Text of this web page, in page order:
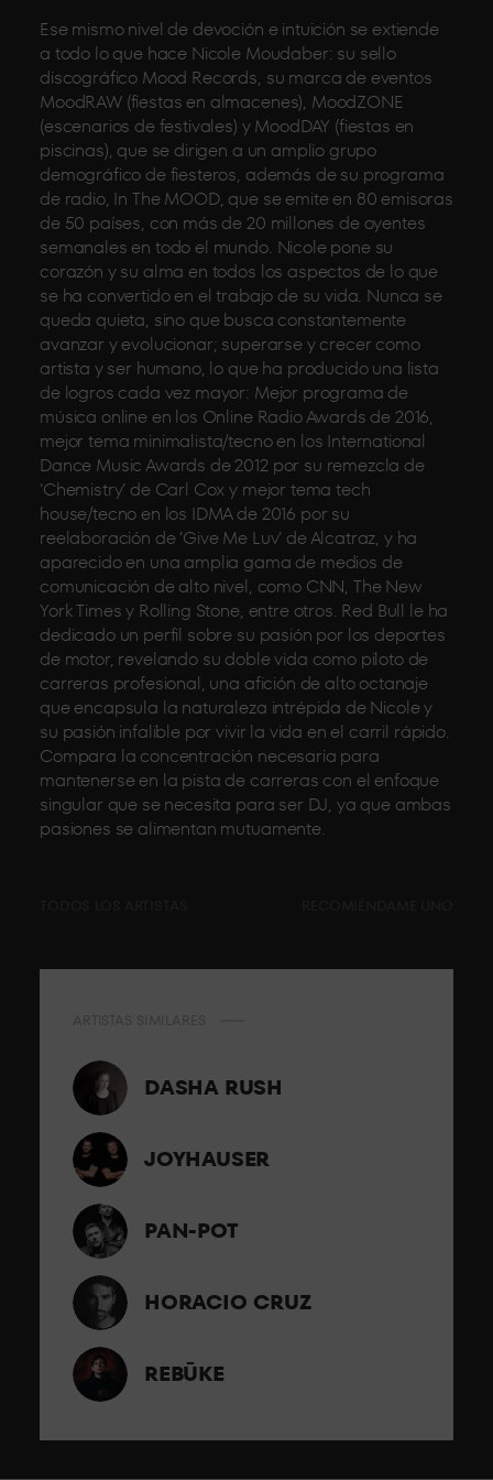
Ese mismo nivel de devoción e intuición se extiende
a todo lo que hace Nicole Moudaber: su sello
discográfico Mood Records, su marca de eventos
MoodRAW (fiestas en almacenes), MoodZONE
(escenarios de festivales) y MoodDAY (fiestas en
piscinas), que se dirigen a un amplio grupo
demográfico de fiesteros, además de su programa
de radio, In The MOOD, que se emite en 80 emisoras
de 50 países, con más de 20 millones de oyentes
semanales en todo el mundo. Nicole pone su
corazón y su alma en todos los aspectos de lo que
se ha convertido en el trabajo de su vida. Nunca se
queda quieta, sino que busca constantemente
avanzar y evolucionar; superarse y crecer como
artista y ser humano, lo que ha producido una lista
de logros cada vez mayor: Mejor programa de
música online en los Online Radio Awards de 2016,
mejor tema minimalista/tecno en los International
Dance Music Awards de 2012 por su remezcla de
‘Chemistry’ de Carl Cox y mejor tema tech
house/tecno en los IDMA de 2016 por su
reelaboración de ‘Give Me Luv’ de Alcatraz, y ha
aparecido en una amplia gama de medios de
comunicación de alto nivel, como CNN, The New
York Times y Rolling Stone, entre otros. Red Bull le ha
dedicado un perfil sobre su pasión por los deportes
de motor, revelando su doble vida como piloto de
carreras profesional, una afición de alto octanaje
que encapsula la naturaleza intrépida de Nicole y
su pasión infalible por vivir la vida en el carril rápido.
Compara la concentración necesaria para
mantenerse en la pista de carreras con el enfoque
singular que se necesita para ser DJ, ya que ambas
pasiones se alimentan mutuamente.
DASHA RUSH
JOYHAUSER
PAN-POT
HORACIO CRUZ
REBŪKE